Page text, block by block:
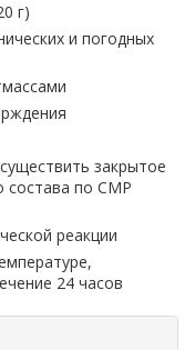
г)
и погодных
закрытое
состава по CMP
реакции
24 часов